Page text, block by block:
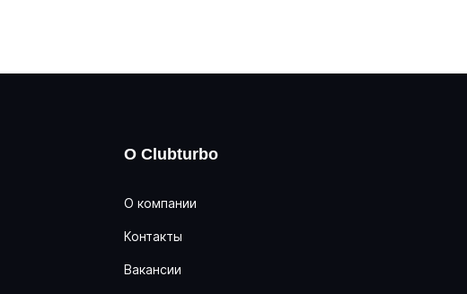
О Clubturbo
О компании
Контакты
Вакансии